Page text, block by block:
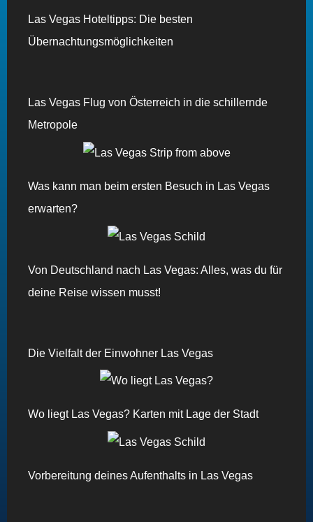
Las Vegas Hoteltipps: Die besten
Übernachtungsmöglichkeiten
Las Vegas Flug von Österreich in die schillernde
Metropole
Was kann man beim ersten Besuch in Las Vegas
erwarten?
Von Deutschland nach Las Vegas: Alles, was du für
deine Reise wissen musst!
Die Vielfalt der Einwohner Las Vegas
Wo liegt Las Vegas? Karten mit Lage der Stadt
Vorbereitung deines Aufenthalts in Las Vegas